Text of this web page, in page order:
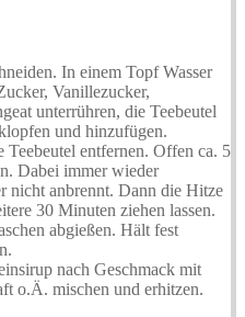
In einem Topf Wasser
Vanillezucker,
unterrühren, die Teebeutel
und hinzufügen.
Teebeutel entfernen. Offen ca. 5
Dabei immer wieder
nicht anbrennt. Dann die Hitze
30 Minuten ziehen lassen.
abgießen. Hält fest
nach Geschmack mit
o.Ä. mischen und erhitzen.